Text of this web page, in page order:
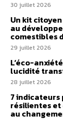
30 juillet 2026
Un kit
au
comestibles
29 juillet 2026
L’éco-
lucidité
28 juillet 2026
7 indicateurs
résilientes
au